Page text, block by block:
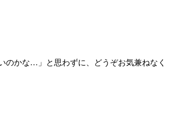
のかな…」と思わずに、どうぞお気兼ねなく